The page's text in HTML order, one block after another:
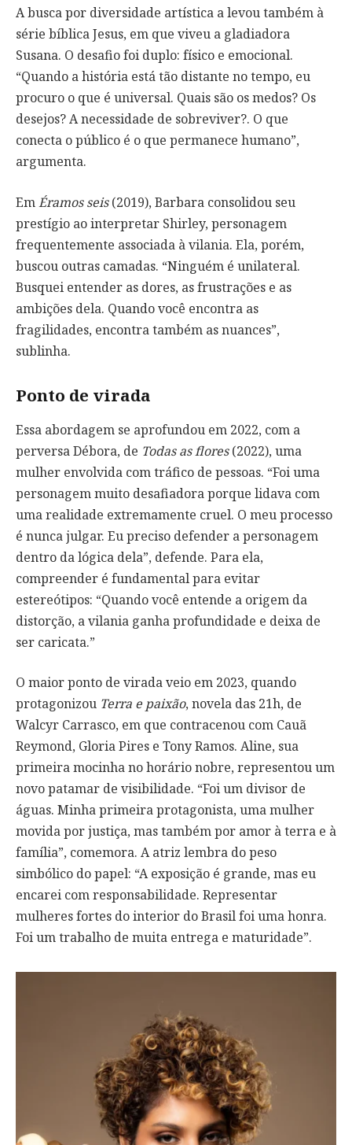
A busca por diversidade artística a levou também à
série bíblica Jesus, em que viveu a gladiadora
Susana. O desafio foi duplo: físico e emocional.
“Quando a história está tão distante no tempo, eu
procuro o que é universal. Quais são os medos? Os
desejos? A necessidade de sobreviver?. O que
conecta o público é o que permanece humano”,
argumenta.
EmÉramos seis(2019), Barbara consolidou seu
prestígio ao interpretar Shirley, personagem
frequentemente associada à vilania. Ela, porém,
buscou outras camadas. “Ninguém é unilateral.
Busquei entender as dores, as frustrações e as
ambições dela. Quando você encontra as
fragilidades, encontra também as nuances”,
sublinha.
Ponto de virada
Essa abordagem se aprofundou em 2022, com a
perversa Débora, de Todas as flores(2022), uma
mulher envolvida com tráfico de pessoas. “Foi uma
personagem muito desafiadora porque lidava com
uma realidade extremamente cruel. O meu processo
é nunca julgar. Eu preciso defender a personagem
dentro da lógica dela”, defende. Para ela,
compreender é fundamental para evitar
estereótipos: “Quando você entende a origem da
distorção, a vilania ganha profundidade e deixa de
ser caricata.”
O maior ponto de virada veio em 2023, quando
protagonizou Terra e paixão, novela das 21h, de
Walcyr Carrasco, em que contracenou com Cauã
Reymond, Gloria Pires e Tony Ramos. Aline, sua
primeira mocinha no horário nobre, representou um
novo patamar de visibilidade. “Foi um divisor de
águas. Minha primeira protagonista, uma mulher
movida por justiça, mas também por amor à terra e à
família”, comemora. A atriz lembra do peso
simbólico do papel: “A exposição é grande, mas eu
encarei com responsabilidade. Representar
mulheres fortes do interior do Brasil foi uma honra.
Foi um trabalho de muita entrega e maturidade”.